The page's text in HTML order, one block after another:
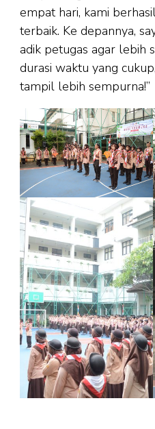
empat hari, kami
terbaik. Ke depannya,
adik petugas agar lebih
durasi waktu yang
tampil lebih sempurna!”